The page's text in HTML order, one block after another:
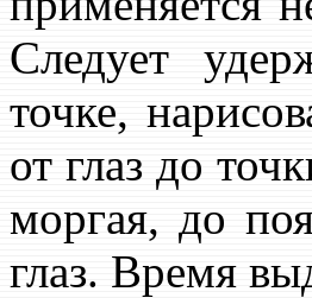
Следует
точке,
от глаз до
моргая, до
глаз. Время